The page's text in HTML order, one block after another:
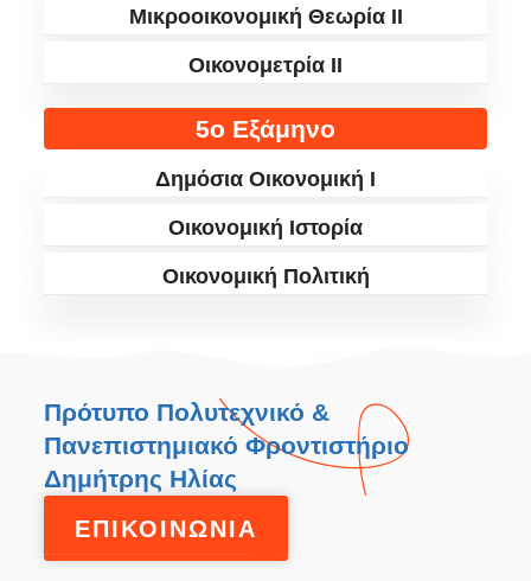
Μικροοικονομική Θεωρία IΙ
Οικονομετρία IΙ
5ο Εξάμηνο
Δημόσια Οικονομική I
Οικονομική Ιστορία
Οικονομική Πολιτική
Πρότυπο Πολυτεχνικό &
Πανεπιστημιακό Φροντιστήριο
Δημήτρης Ηλίας
ΕΠΙΚΟΙΝΩΝΙΑ